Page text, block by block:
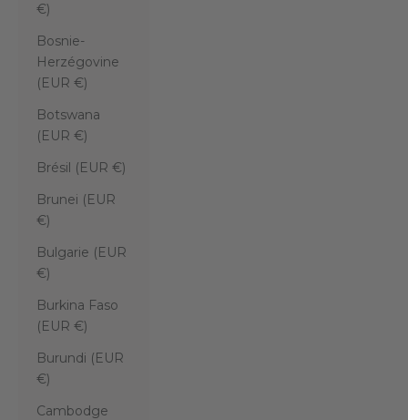
€)
Bosnie-
Herzégovine
(EUR €)
Botswana
(EUR €)
Brésil (EUR €)
Brunei (EUR
€)
Bulgarie (EUR
€)
Burkina Faso
(EUR €)
Burundi (EUR
€)
Cambodge